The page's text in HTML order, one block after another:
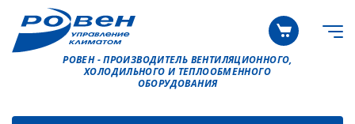
РОВЕН - ПРОИЗВОДИТЕЛЬ ВЕНТИЛЯЦИОННОГО,
ХОЛОДИЛЬНОГО И ТЕПЛООБМЕННОГО
ОБОРУДОВАНИЯ